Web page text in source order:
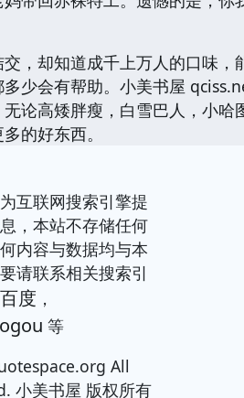
，却知道成千上万人的口味
少会有帮助。小美书屋
论高矮胖瘦，白雪巴人，小
的好东西。
互联网搜索引擎提
，本站不存储任何
内容与数据均与本
请联系相关搜索引
百度 ，
等
All
小美书屋 版权所有